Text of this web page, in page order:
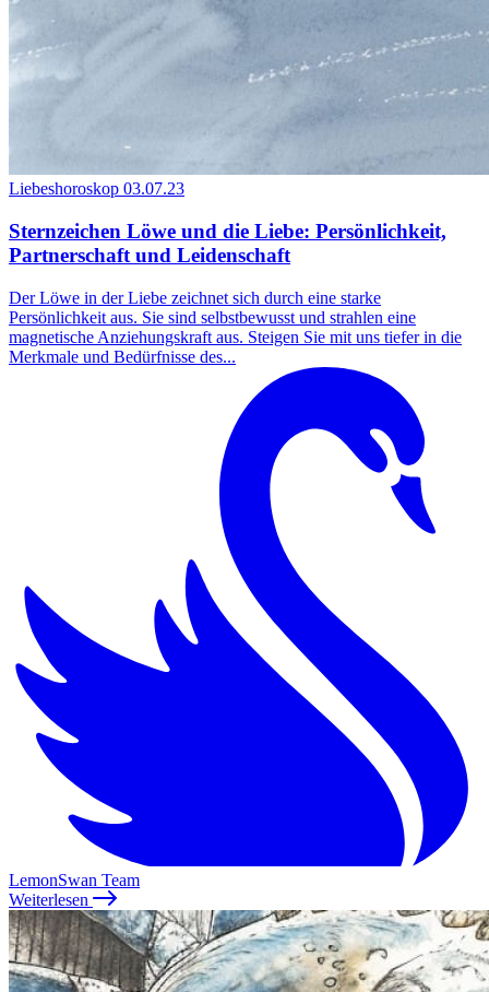
Liebeshoroskop 03.07.23
Sternzeichen Löwe und die Liebe: Persönlichkeit,
Partnerschaft und Leidenschaft
Der Löwe in der Liebe zeichnet sich durch eine starke
Persönlichkeit aus. Sie sind selbstbewusst und strahlen eine
magnetische Anziehungskraft aus. Steigen Sie mit uns tiefer in die
Merkmale und Bedürfnisse des...
LemonSwan Team
Weiterlesen